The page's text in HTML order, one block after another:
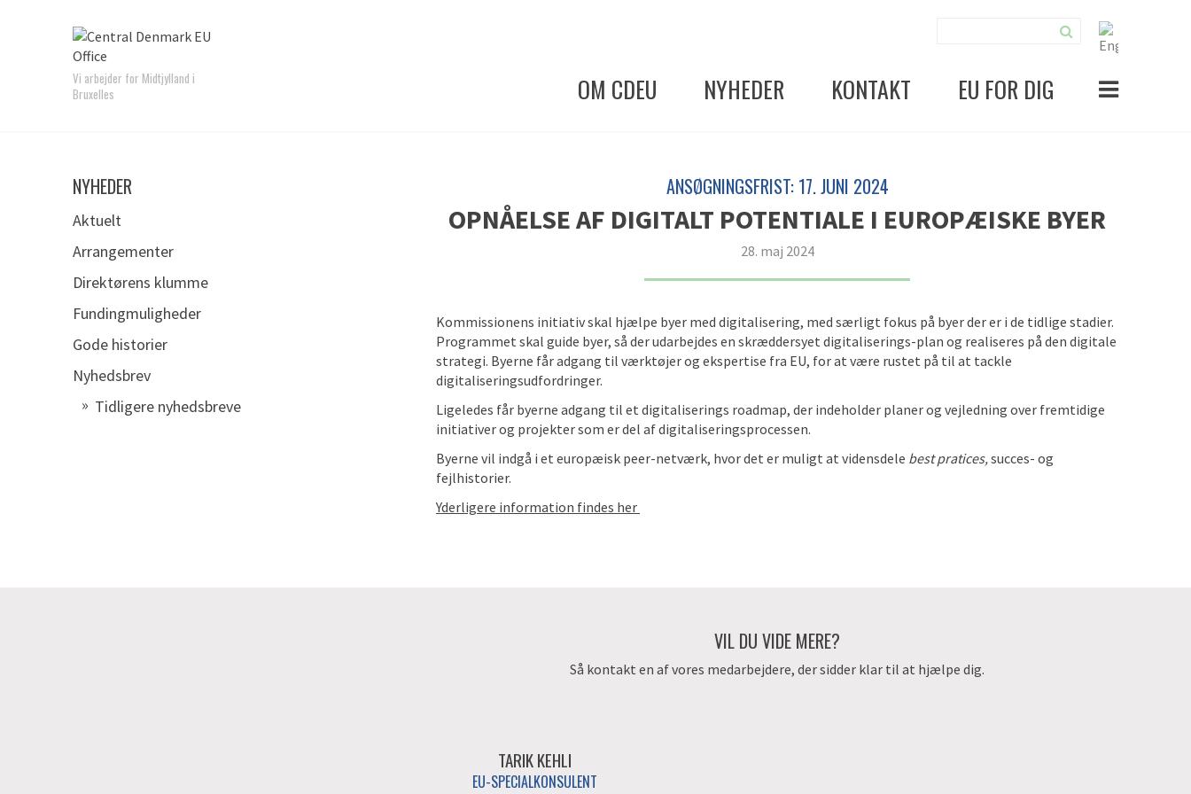
Vi arbejder for Midtjylland i
Bruxelles
OM CDEU NYHEDER KONTAKT EU FOR DIG
NYHEDER
Aktuelt
Arrangementer
Direktørens klumme
Fundingmuligheder
Gode historier
Nyhedsbrev
Tidligere nyhedsbreve
ANSØGNINGSFRIST: 17. JUNI 2024
OPNÅELSE AF DIGITALT POTENTIALE I EUROPÆISKE BYER
28. maj 2024
Kommissionens initiativ skal hjælpe byer med digitalisering, med særligt fokus på byer der er i de tidlige stadier.
Programmet skal guide byer, så der udarbejdes en skræddersyet digitaliserings-plan og realiseres på den digitale
strategi. Byerne får adgang til værktøjer og ekspertise fra EU, for at være rustet på til at tackle
digitaliseringsudfordringer.
Ligeledes får byerne adgang til et digitaliserings roadmap, der indeholder planer og vejledning over fremtidige
initiativer og projekter som er del af digitaliseringsprocessen.
Byerne vil indgå i et europæisk peer-netværk, hvor det er muligt at vidensdele best pratices,succes- og
fejlhistorier.
Yderligere information findes her
VIL DU VIDE MERE?
Så kontakt en af vores medarbejdere, der sidder klar til at hjælpe dig.
TARIK KEHLI
EU-SPECIALKONSULENT